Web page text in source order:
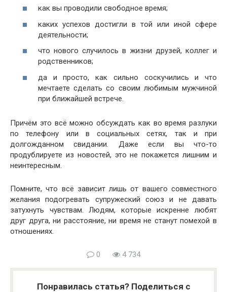
как вы проводили свободное время;
каких успехов достигли в той или иной сфере
деятельности;
что нового случилось в жизни друзей, коллег и
родственников;
да и просто, как сильно соскучились и что
мечтаете сделать со своим любимым мужчиной
при ближайшей встрече.
Причём это всё можно обсуждать как во время разлуки
по телефону или в социальных сетях, так и при
долгожданном свидании. Даже если вы что-то
продублируете из новостей, это не покажется лишним и
неинтересным.
Помните, что всё зависит лишь от вашего совместного
желания подогревать супружеский союз и не давать
затухнуть чувствам. Людям, которые искренне любят
друг друга, ни расстояние, ни время не станут помехой в
отношениях.
0 4 734
Понравилась статья? Поделиться с